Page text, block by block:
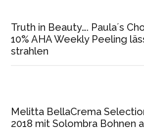
Truth in Beauty…. Paula´s
10% AHA Weekly Peeling
strahlen
Melitta BellaCrema
2018 mit Solombra Bohnen